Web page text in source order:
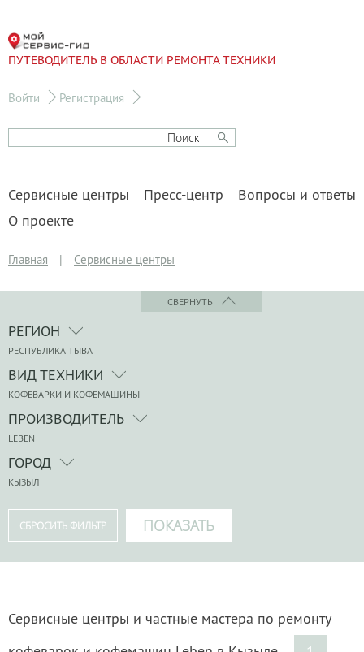
ПУТЕВОДИТЕЛЬ В ОБЛАСТИ РЕМОНТА ТЕХНИКИ
Войти Регистрация
Сервисные центры Пресс-центр
Вопросы и ответы
О проекте
Главная | Сервисные центры
СВЕРНУТЬ
РЕГИОН
РЕСПУБЛИКА ТЫВА
ВИД ТЕХНИКИ
КОФЕВАРКИ И КОФЕМАШИНЫ
ПРОИЗВОДИТЕЛЬ
LEBEN
ГОРОД
КЫЗЫЛ
Сервисные центры и частные мастера по ремонту